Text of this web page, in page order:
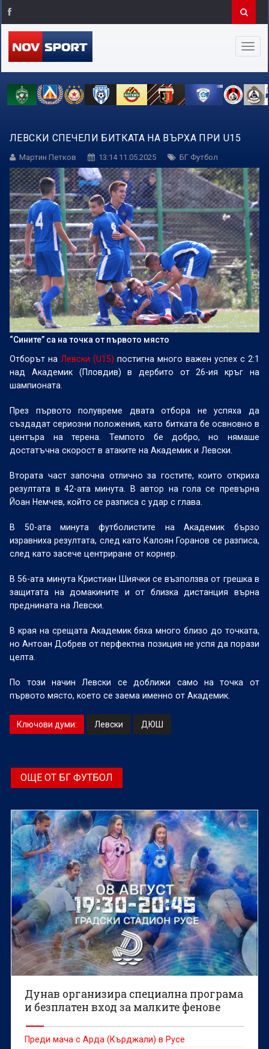
ЛЕВСКИ СПЕЧЕЛИ БИТКАТА НА ВЪРХА ПРИ U15
Мартин Петков 13:14 11.05.2025 БГ Футбол
“Сините” са на точка от първото място
Отборът на Левски (U15) постигна много важен успех с 2:1
над Академик (Пловдив) в дербито от 26-ия кръг на
шампионата.
През първото полувреме двата отбора не успяха да
създадат сериозни положения, като битката бе освновно в
центъра на терена. Темпото бе добро, но нямаше
достатъчна скорост в атаките на Академик и Левски.
Втората част започна отлично за гостите, които откриха
резултата в 42-ата минута. В автор на гола се превърна
Йоан Немчев, който се разписа с удар с глава.
В 50-ата минута футболистите на Академик бързо
изравниха резултата, след като Калоян Горанов се разписа,
след като засече центриране от корнер.
В 56-ата минута Кристиан Шиячки се възползва от грешка в
защитата на домакините и от близка дистанция върна
преднината на Левски.
В края на срещата Академик бяха много близо до точката,
но Антоан Добрев от перфектна позиция не успя да порази
целта.
По този начин Левски се доближи само на точка от
първото място, което се заема именно от Академик.
Ключови думи: Левски ДЮШ
ОЩЕ ОТ БГ ФУТБОЛ
Дунав организира специална програма
и безплатен вход за малките фенове
Преди мача с Арда (Кърджали) в Русе